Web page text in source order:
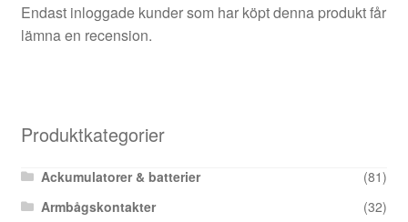
Endast inloggade kunder som har köpt denna produkt får
lämna en recension.
Produktkategorier
Ackumulatorer & batterier
(81)
Armbågskontakter
(32)